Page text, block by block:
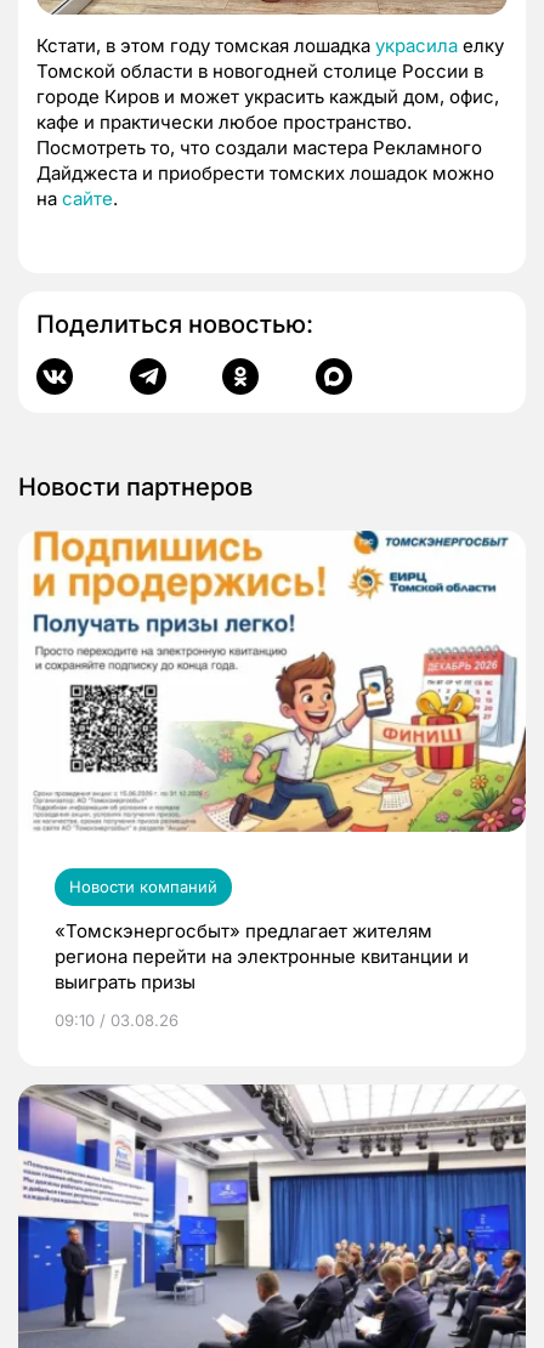
Кстати, в этом году томская лошадка украсила елку
Томской области в новогодней столице России в
городе Киров и может украсить каждый дом, офис,
кафе и практически любое пространство.
Посмотреть то, что создали мастера Рекламного
Дайджеста и приобрести томских лошадок можно
на сайте.
Поделиться новостью:
Новости партнеров
Новости компаний
«Томскэнергосбыт» предлагает жителям
региона перейти на электронные квитанции и
выиграть призы
09:10 / 03.08.26